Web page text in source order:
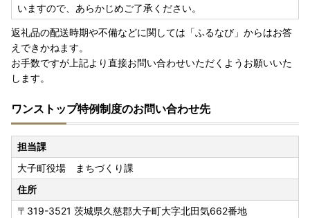
いますので、あらかじめご了承ください。
返礼品の配送時期や不備などに関しては「ふるなび」からはお答
えできかねます。
お手数ですが上記より直接お問い合わせいただくようお願いいた
します。
ワンストップ特例制度のお問い合わせ先
担当課
大子町役場 まちづくり課
住所
〒319-3521 茨城県久慈郡大子町大字北田気662番地